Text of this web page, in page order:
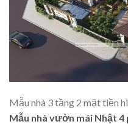
Mẫu nhà 3 tầng 2 mặt tiền
Mẫu nhà vườn mái Nhật